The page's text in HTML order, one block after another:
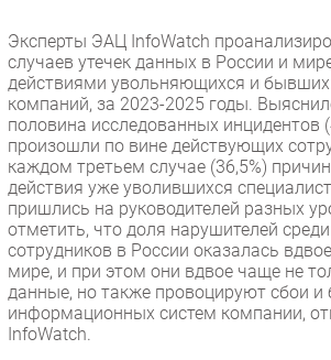
Тестовый стенд
Каталог компаний
Эксперты ЭАЦ InfoWatch
случаев утечек данных в России и
действиями увольняющихся и бывших
компаний, за 2023-2025 годы.
половина исследованных инцидентов
произошли по вине действующих
каждом третьем случае (36,5%)
действия уже уволившихся
пришлись на руководителей разных
отметить, что доля нарушителей
сотрудников в России оказалась
мире, и при этом они вдвое чаще не
данные, но также провоцируют сбои и
информационных систем компании,
InfoWatch.